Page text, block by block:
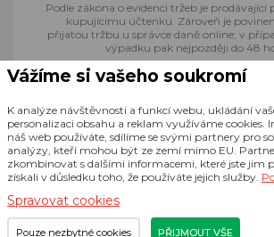
Podle zákona o evidenci tržeb je prodávající
kupujícímu účtenku. Zároveň je
přijatou tržbu u správce daně online; v
výpadku pak nejpozději do 48
RealizaceCZECHGROUP.cz
Vážíme si vašeho soukromí
K analýze návštěvnosti a funkcí webu, ukládání
personalizaci obsahu a reklam využíváme cookies.
náš web používáte, sdílíme se svými partnery pro
analýzy, kteří mohou být ze zemí mimo EU.
zkombinovat s dalšími informacemi, které jste jim
získali v důsledku toho, že používáte jejich služby.
Spravovat cookies
Pouze nezbytné cookies PŘIJMOUT VŠE